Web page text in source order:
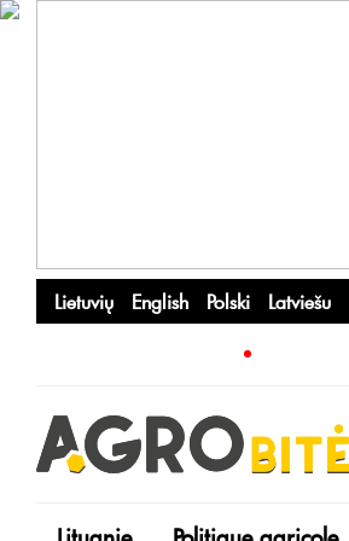
Lietuvių English Polski Latviešu